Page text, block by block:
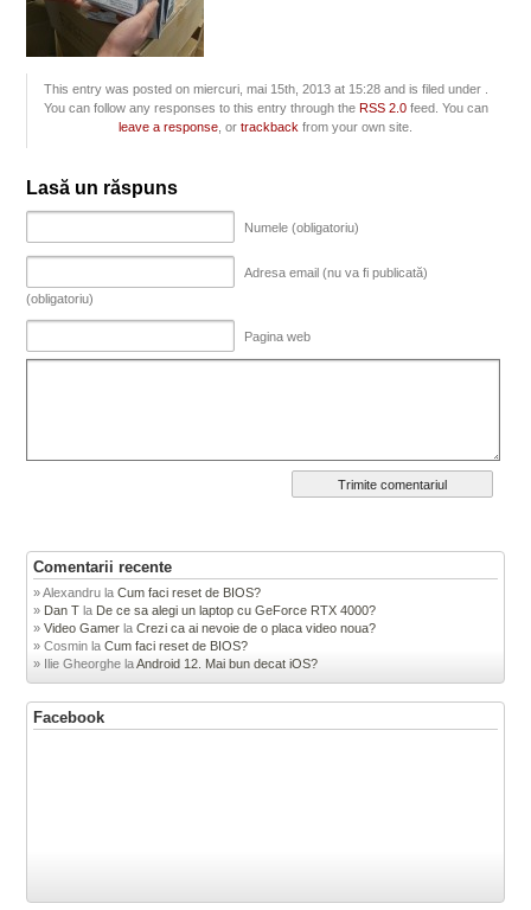
This entry was posted on miercuri, mai 15th, 2013 at 15:28 and is filed under .
You can follow any responses to this entry through the RSS 2.0feed. You can
leave a response , ortrackback from your own site.
Lasă un răspuns
Numele (obligatoriu)
Adresa email (nu va fi publicată)
(obligatoriu)
Pagina web
Comentarii recente
Alexandru laCum faci reset de BIOS?
Dan T la De ce sa alegi un laptop cu GeForce RTX 4000?
Video Gamer laCrezi ca ai nevoie de o placa video noua?
Cosmin laCum faci reset de BIOS?
Ilie Gheorghe laAndroid 12. Mai bun decat iOS?
Facebook